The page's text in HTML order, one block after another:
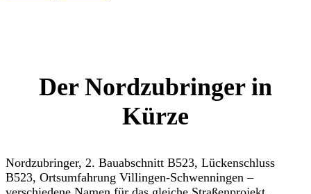
Der Nordzubringer in
Kürze
Nordzubringer, 2. Bauabschnitt B523, Lückenschluss
B523, Ortsumfahrung Villingen-Schwenningen –